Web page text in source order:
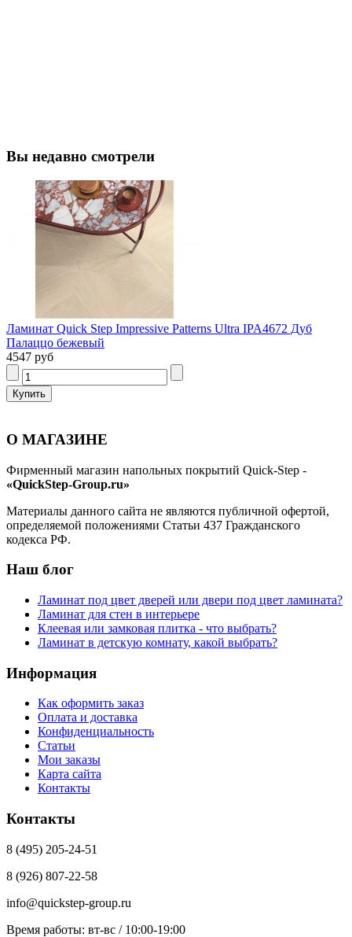
Вы недавно смотрели
Ламинат Quick Step Impressive Patterns Ultra IPA4672 Дуб
Палаццо бежевый
4547 руб
О МАГАЗИНЕ
Фирменный магазин напольных покрытий Quick-Step -
«QuickStep-Group.ru»
Материалы данного сайта не являются публичной офертой,
определяемой положениями Статьи 437 Гражданского
кодекса РФ.
Наш блог
Ламинат под цвет дверей или двери под цвет ламината?
Ламинат для стен в интерьере
Клеевая или замковая плитка - что выбрать?
Ламинат в детскую комнату, какой выбрать?
Информация
Как оформить заказ
Оплата и доставка
Конфиденциальность
Статьи
Мои заказы
Карта сайта
Контакты
Контакты
8 (495) 205-24-51
8 (926) 807-22-58
info@quickstep-group.ru
Время работы: вт-вс / 10:00-19:00